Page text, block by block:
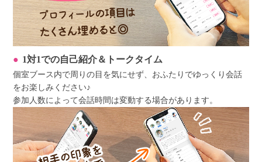
1対1での自己紹介＆トークタイム
個室ブース内で周りの目を気にせず、おふたりでゆっくり会話
をお楽しみください♪
参加人数によって会話時間は変動する場合があります。